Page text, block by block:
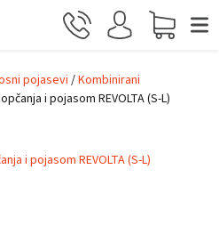
pojasevi /Kombinirani
i pojasom REVOLTA (S-L)